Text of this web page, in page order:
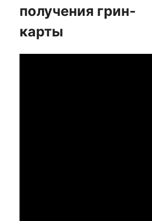
получения грин-
карты